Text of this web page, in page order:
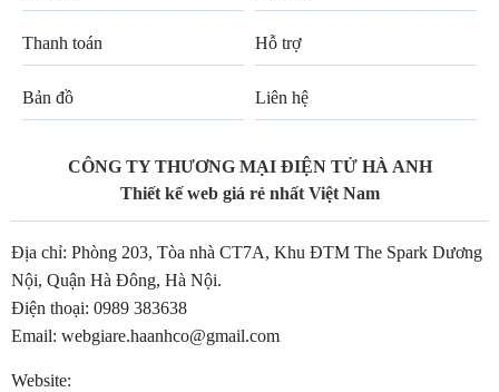
Thanh toán Hỗ trợ
Bản đồ Liên hệ
CÔNG TY THƯƠNG MẠI ĐIỆN TỬ HÀ ANH
Thiết kế web giá rẻ nhất Việt Nam
Địa chỉ: Phòng 203, Tòa nhà CT7A, Khu ĐTM The Spark Dương
Nội, Quận Hà Đông, Hà Nội.
Điện thoại: 0989 383638
Email: webgiare.haanhco@gmail.com
Website: